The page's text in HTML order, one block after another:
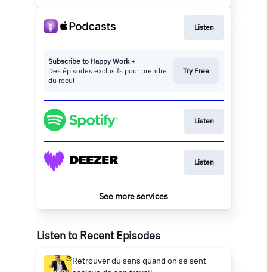
Listen
Subscribe to Happy Work +
Des épisodes exclusifs pour prendre
du recul
Try Free
Listen
Listen
See more services
Listen to Recent Episodes
Retrouver du sens quand on se sent